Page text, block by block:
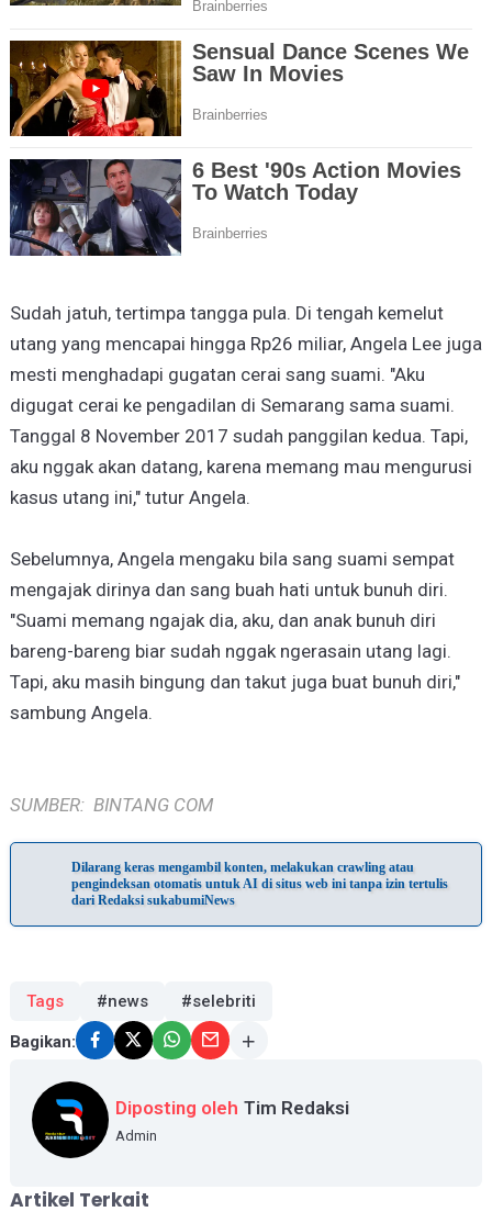
Sudah jatuh, tertimpa tangga pula. Di tengah kemelut
utang yang mencapai hingga Rp26 miliar, Angela Lee juga
mesti menghadapi gugatan cerai sang suami. "Aku
digugat cerai ke pengadilan di Semarang sama suami.
Tanggal 8 November 2017 sudah panggilan kedua. Tapi,
aku nggak akan datang, karena memang mau mengurusi
kasus utang ini," tutur Angela.
Sebelumnya, Angela mengaku bila sang suami sempat
mengajak dirinya dan sang buah hati untuk bunuh diri.
"Suami memang ngajak dia, aku, dan anak bunuh diri
bareng-bareng biar sudah nggak ngerasain utang lagi.
Tapi, aku masih bingung dan takut juga buat bunuh diri,"
sambung Angela.
SUMBER: BINTANG COM
Dilarang keras mengambil konten, melakukan crawling atau
pengindeksan otomatis untuk AI di situs web ini tanpa izin tertulis
dari Redaksi sukabumiNews
Tags #news #selebriti
Bagikan:
Diposting oleh Tim Redaksi
Admin
Artikel Terkait